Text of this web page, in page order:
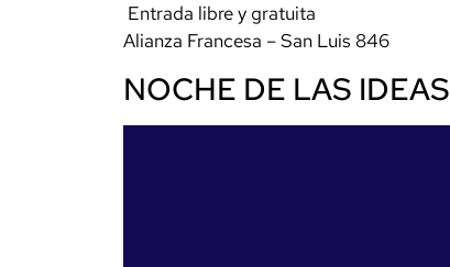
️ Entrada libre y gratuita
Alianza Francesa – San Luis 846
NOCHE DE LAS IDEAS